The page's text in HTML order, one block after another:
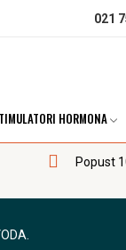
021
HORMONA
Popust